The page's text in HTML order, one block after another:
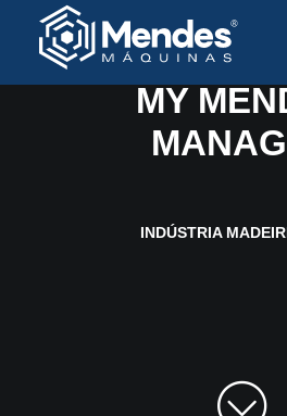
Sobre a
Soluções e
Trabalhe
SOLUÇÕES E
MY
INDÚSTRIA